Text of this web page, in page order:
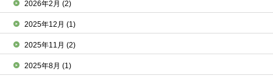
2026年2月(2)
2025年12月(1)
2025年11月(2)
2025年8月(1)